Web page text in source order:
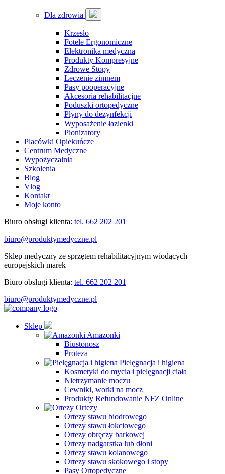
Dla zdrowia
Krzesło
Fotele Ergonomiczne
Elektronika medyczna
Produkty Kompresyjne
Zdrowe Stopy
Leczenie zimnem
Pasy pooperacyjne
Akcesoria rehabilitacjne
Poduszki ortopedyczne
Płyny do dezynfekcji
Wyposażenie łazienki
Pionizatory
Placówki Opiekuńcze
Centrum Medyczne
Wypożyczalnia
Szkolenia
Blog
Vlog
Kontakt
Moje konto
Biuro obsługi klienta: tel. 662 202 201
biuro@produktymedyczne.pl
Sklep medyczny ze sprzętem rehabilitacyjnym wiodących
europejskich marek
Biuro obsługi klienta: tel. 662 202 201
biuro@produktymedyczne.pl
Sklep
Amazonki
Biustonosz
Proteza
Pielęgnacja i higiena
Kosmetyki do mycia i pielęgnacji ciała
Nietrzymanie moczu
Cewniki, worki na mocz
Produkty Refundowanie NFZ Online
Ortezy
Ortezy stawu biodrowego
Ortezy stawu łokciowego
Ortezy obręczy barkowej
Ortezy nadgarstka lub dłoni
Ortezy stawu kolanowego
Ortezy stawu skokowego i stopy
Pasy Ortopedyczne